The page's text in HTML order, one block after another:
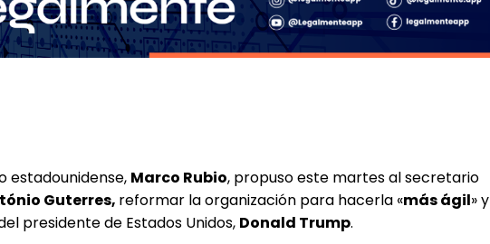
estadounidense, Marco Rubio, propuso este martes al secretario
Guterres, reformar la organización para hacerla «más ágil» y
presidente de Estados Unidos, Donald Trump.